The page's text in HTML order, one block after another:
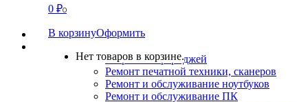
0 ₽0
В корзинуОформить
Нет товаров в корзине.
СВЯЗАТЬСЯ
О нас
Заправка картриджей
Ремонт печатной техники, сканеров
Ремонт и обслуживание ноутбуков
Ремонт и обслуживание ПК